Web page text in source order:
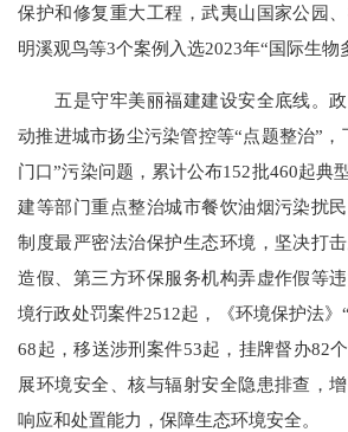
保护和修复重大工程，武夷山国家公园、
明溪观鸟等3个案例入选2023年“国际生物
五是守牢美丽福建建设安全底线。政
动推进城市扬尘污染管控等“点题整治”
门口”污染问题，累计公布152批460起典
建等部门重点整治城市餐饮油烟污染扰
制度最严密法治保护生态环境，坚决打
造假、第三方环保服务机构弄虚作假等
境行政处罚案件2512起，《环境保护法
68起，移送涉刑案件53起，挂牌督办82
展环境安全、核与辐射安全隐患排查，
响应和处置能力，保障生态环境安全。